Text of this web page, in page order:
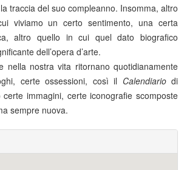
traccia del suo compleanno. Insomma, altro
viviamo un certo sentimento, una certa
altro quello in cui quel dato biografico
dell’opera d’arte.
nella nostra vita ritornano quotidianamente
certe ossessioni, così il Calendiariodi
immagini, certe iconografie scomposte
sempre nuova.